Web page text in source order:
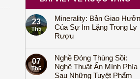
23
Th5
Minerality: Bản Giao
Của Sự Im Lặng Trong Ly
Rượu
07
Th5
Nghề Đóng Thùng Sồi:
Nghệ Thuật Ẩn Mình Phía
Sau Những Tuyệt Phẩm